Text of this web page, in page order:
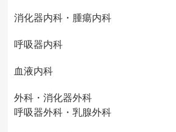
消化器内科・腫瘍内科
呼吸器内科
血液内科
外科・消化器外科
呼吸器外科・乳腺外科